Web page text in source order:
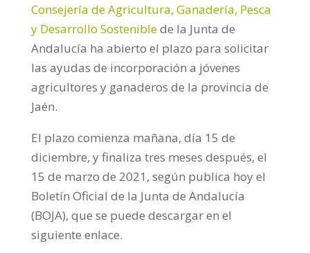
Consejería de Agricultura, Ganadería, Pesca
y Desarrollo Sosteniblede la Junta de
Andalucía ha abierto el plazo para solicitar
las ayudas de incorporación a jóvenes
agricultores y ganaderos de la provincia de
Jaén.
El plazo comienza mañana, día 15 de
diciembre, y finaliza tres meses después, el
15 de marzo de 2021, según publica hoy el
Boletín Oficial de la Junta de Andalucía
(BOJA), que se puede descargar en el
siguiente enlace.